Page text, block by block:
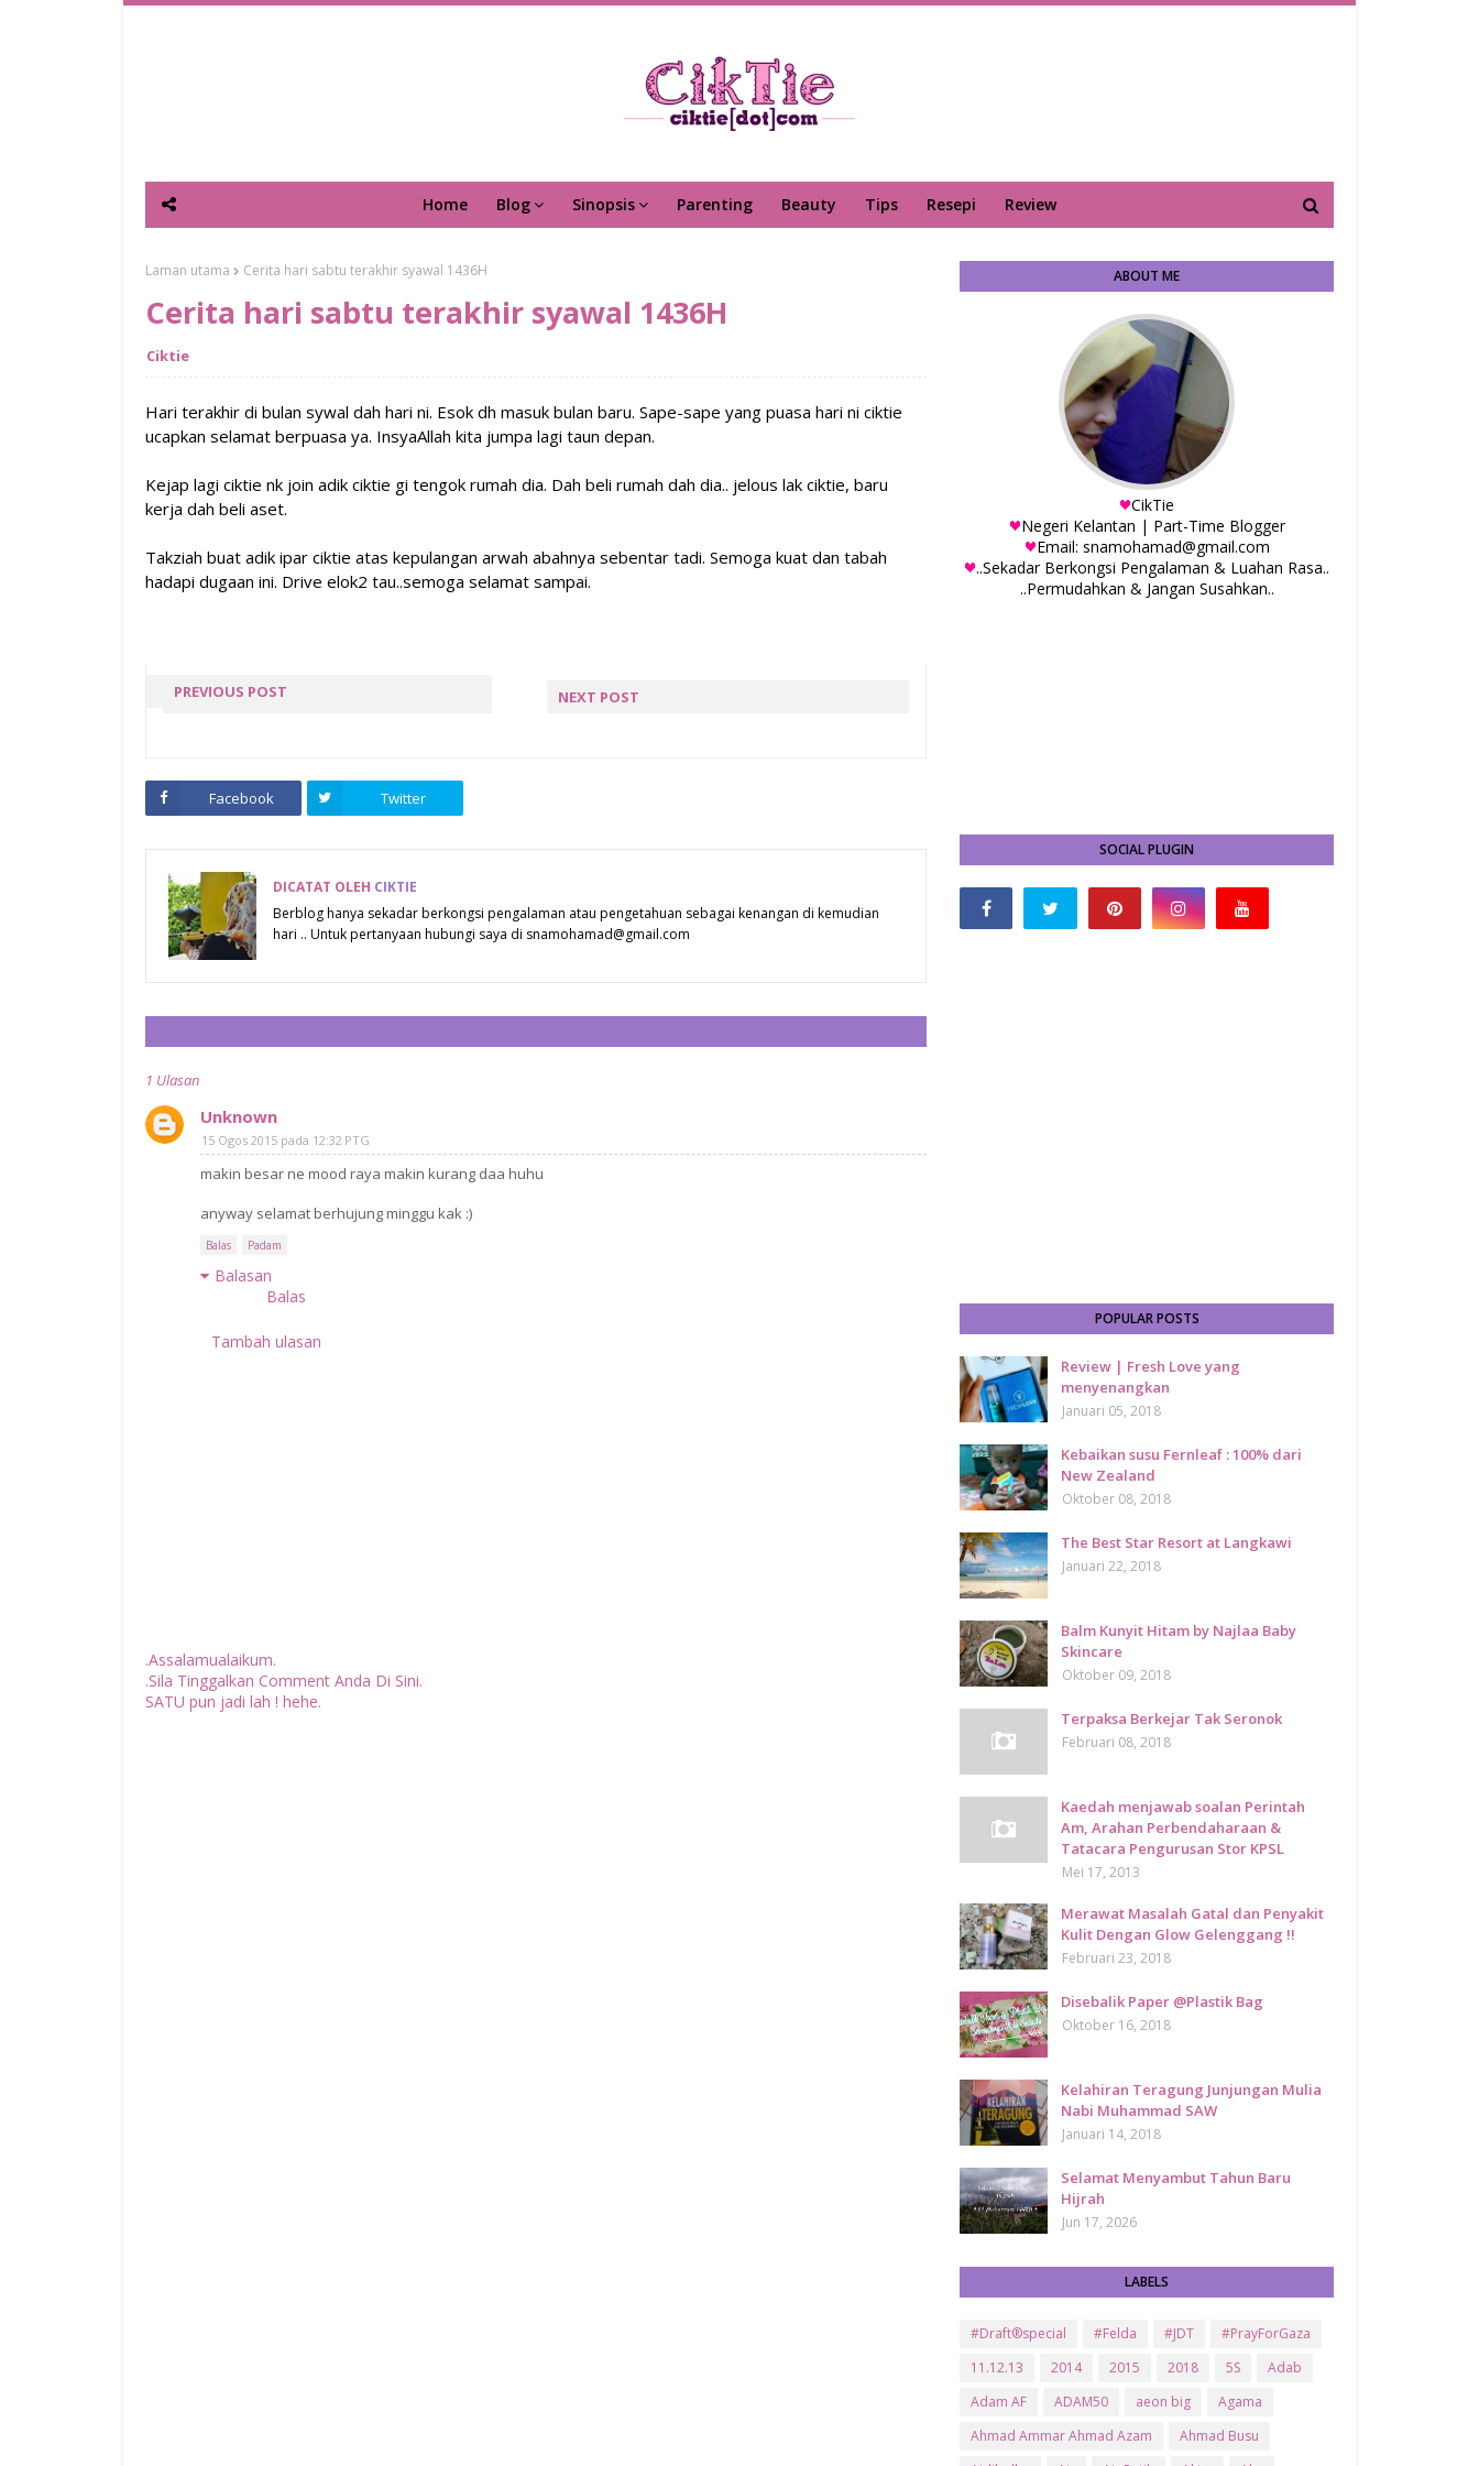
Home Blog Sinopsis Parenting Beauty Tips Resepi Review
Laman utama Cerita hari sabtu terakhir syawal 1436H
Cerita hari sabtu terakhir syawal 1436H
Ciktie
Hari terakhir di bulan sywal dah hari ni. Esok dh masuk bulan baru. Sape-sape yang puasa hari ni ciktie
ucapkan selamat berpuasa ya. InsyaAllah kita jumpa lagi taun depan.
Kejap lagi ciktie nk join adik ciktie gi tengok rumah dia. Dah beli rumah dah dia.. jelous lak ciktie, baru
kerja dah beli aset.
Takziah buat adik ipar ciktie atas kepulangan arwah abahnya sebentar tadi. Semoga kuat dan tabah
hadapi dugaan ini. Drive elok2 tau..semoga selamat sampai.
PREVIOUS POST NEXT POST
Facebook Twitter
DICATAT OLEH CIKTIE
Berblog hanya sekadar berkongsi pengalaman atau pengetahuan sebagai kenangan di kemudian
hari .. Untuk pertanyaan hubungi saya di snamohamad@gmail.com
1 Ulasan
Unknown
15 Ogos 2015 pada 12:32 PTG
makin besar ne mood raya makin kurang daa huhu
anyway selamat berhujung minggu kak :)
Balas Padam
Balasan
Balas
Tambah ulasan
.Assalamualaikum.
.Sila Tinggalkan Comment Anda Di Sini.
SATU pun jadi lah ! hehe.
ABOUT ME
CikTie
Negeri Kelantan | Part-Time Blogger
Email: snamohamad@gmail.com
..Sekadar Berkongsi Pengalaman & Luahan Rasa..
..Permudahkan & Jangan Susahkan..
SOCIAL PLUGIN
POPULAR POSTS
Review | Fresh Love yang
menyenangkan
Januari 05, 2018
Kebaikan susu Fernleaf : 100% dari
New Zealand
Oktober 08, 2018
The Best Star Resort at Langkawi
Januari 22, 2018
Balm Kunyit Hitam by Najlaa Baby
Skincare
Oktober 09, 2018
Terpaksa Berkejar Tak Seronok
Februari 08, 2018
Kaedah menjawab soalan Perintah
Am, Arahan Perbendaharaan &
Tatacara Pengurusan Stor KPSL
Mei 17, 2013
Merawat Masalah Gatal dan Penyakit
Kulit Dengan Glow Gelenggang !!
Februari 23, 2018
Disebalik Paper @Plastik Bag
Oktober 16, 2018
Kelahiran Teragung Junjungan Mulia
Nabi Muhammad SAW
Januari 14, 2018
Selamat Menyambut Tahun Baru
Hijrah
Jun 17, 2026
LABELS
#Draft®special #Felda #JDT
#PrayForGaza
11.12.13
2014 2015 2018 5S
Adab
Adam AF
ADAM50 aeon big
Agama
Ahmad Ammar Ahmad Azam
Ahmad Busu